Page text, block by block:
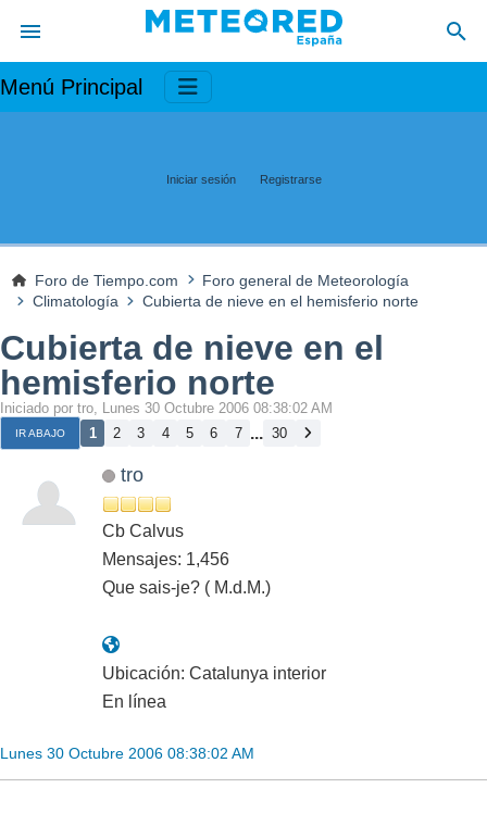
Menú Principal
Iniciar sesión Registrarse
Foro de Tiempo.com
Foro general de Meteorología
Climatología
Cubierta de nieve en el hemisferio norte
Cubierta de nieve en el
hemisferio norte
Iniciado por tro, Lunes 30 Octubre 2006 08:38:02 AM
IR ABAJO 1 2 3 4 5 6 7 ... 30
tro
Cb Calvus
Mensajes: 1,456
Que sais-je? ( M.d.M.)
Ubicación: Catalunya interior
En línea
Lunes 30 Octubre 2006 08:38:02 AM